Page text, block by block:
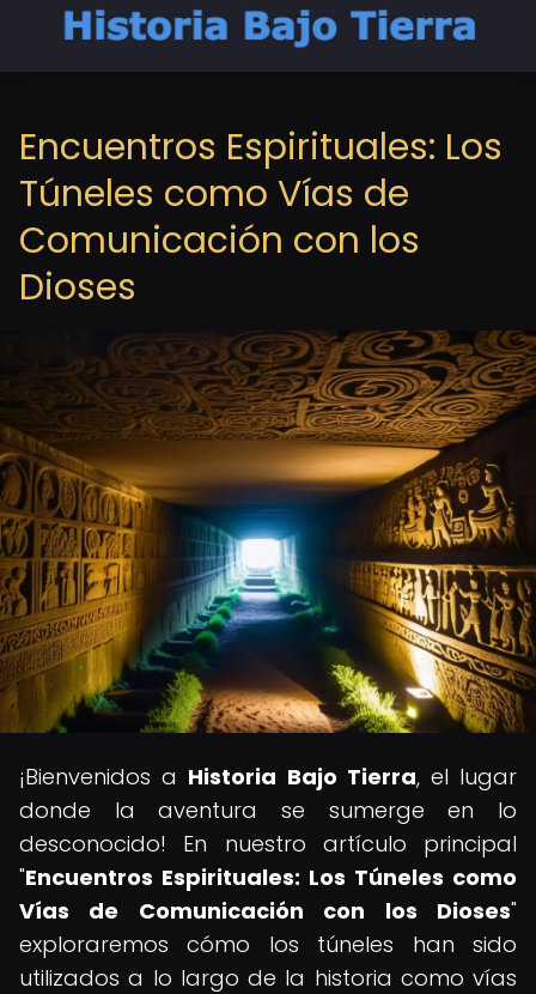
Encuentros Espirituales: Los
Túneles como Vías de
Comunicación con los
Dioses
¡Bienvenidos a Historia Bajo Tierra, el lugar
donde la aventura se sumerge en lo
desconocido! En nuestro artículo principal
"Encuentros Espirituales: Los Túneles como
Vías de Comunicación con los Dioses"
exploraremos cómo los túneles han sido
utilizados a lo largo de la historia como vías